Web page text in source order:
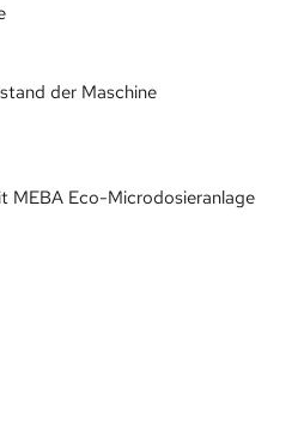
der Maschine
MEBA Eco-Microdosieranlage